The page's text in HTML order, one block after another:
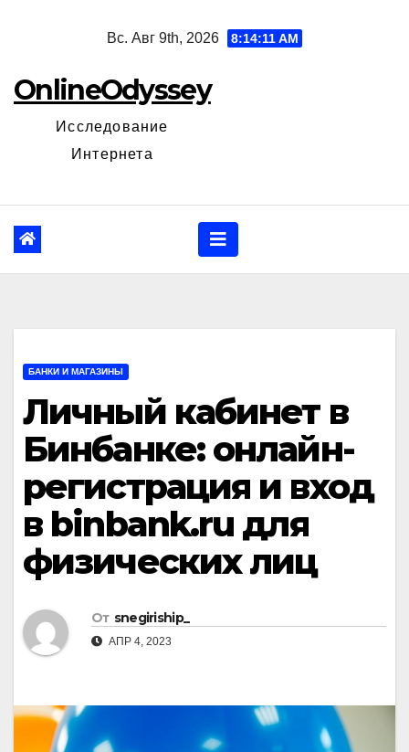
Вс. Авг 9th, 2026 8:14:12 AM
OnlineOdyssey
Исследование
Интернета
БАНКИ И МАГАЗИНЫ
Личный кабинет в
Бинбанке: онлайн-
регистрация и вход
в binbank.ru для
физических лиц
От snegiriship_
АПР 4, 2023